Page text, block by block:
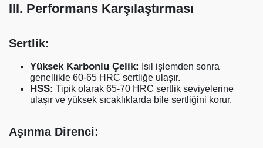
III. Performans Karşılaştırması
Sertlik:
Yüksek Karbonlu Çelik: Isıl işlemden sonra
genellikle 60-65 HRC sertliğe ulaşır.
HSS: Tipik olarak 65-70 HRC sertlik seviyelerine
ulaşır ve yüksek sıcaklıklarda bile sertliğini korur.
Aşınma Direnci: